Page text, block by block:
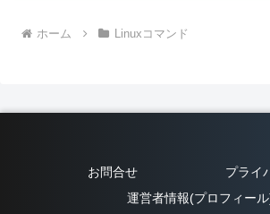
ホーム Linuxコマンド
お問合せ
プライ
運営者情報(プロフィー